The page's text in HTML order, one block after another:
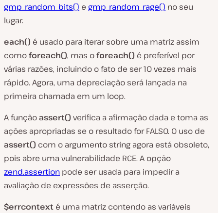
gmp_random_bits() e gmp_random_rage() no seu
lugar.
each() é usado para iterar sobre uma matriz assim
comoforeach(), mas oforeach() é preferível por
várias razões, incluindo o fato de ser 10 vezes mais
rápido. Agora, uma depreciação será lançada na
primeira chamada em um loop.
A funçãoassert() verifica a afirmação dada e toma as
ações apropriadas se o resultado for FALSO. O uso de
assert() com o argumento string agora está obsoleto,
pois abre uma vulnerabilidade RCE. A opção
zend.assertion pode ser usada para impedir a
avaliação de expressões de asserção.
$errcontext é uma matriz contendo as variáveis